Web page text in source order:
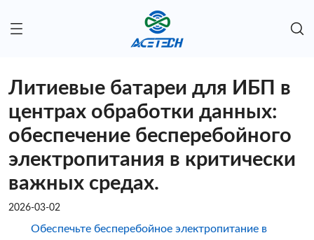
Литиевые батареи для ИБП в
центрах обработки данных:
обеспечение бесперебойного
электропитания в критически
важных средах.
2026-03-02
Обеспечьте бесперебойное электропитание в